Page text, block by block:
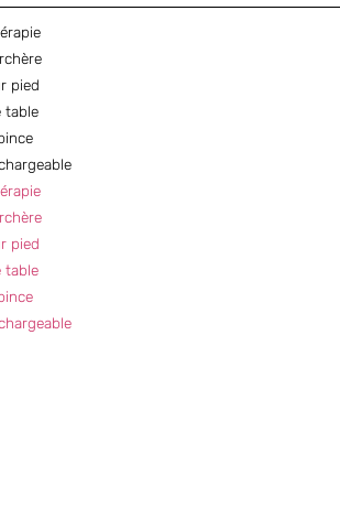
pied
table
pied
table